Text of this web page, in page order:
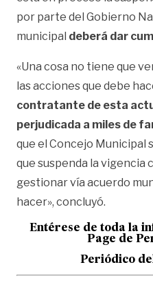
por parte del Gobierno
municipal deberá dar
«Una cosa no tiene que
las acciones que debe
contratante de esta
perjudicada a miles de
que el Concejo Municipal
que suspenda la vigencia
gestionar vía acuerdo
hacer», concluyó.
Entérese de toda la
Page de
Periódico